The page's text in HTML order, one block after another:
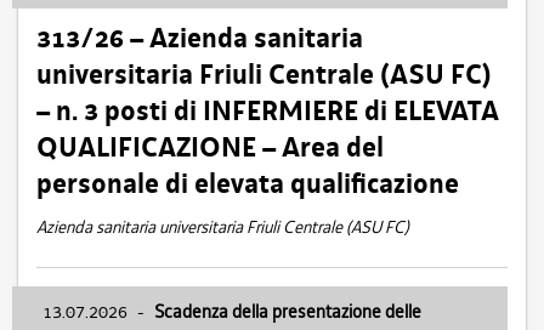
313/26 – Azienda sanitaria
universitaria Friuli Centrale (ASU FC)
– n. 3 posti di INFERMIERE di ELEVATA
QUALIFICAZIONE – Area del
personale di elevata qualificazione
Azienda sanitaria universitaria Friuli Centrale (ASU FC)
13.07.2026 - Scadenza della presentazione delle